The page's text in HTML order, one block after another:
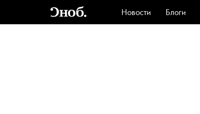
Новости Блоги
Стиль